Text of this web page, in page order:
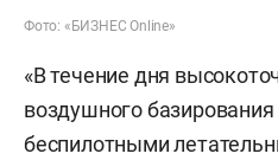
Фото: «БИЗНЕС Online»
«В течение дня
воздушного
беспилотными